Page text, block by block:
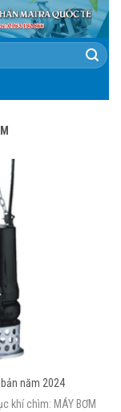
năm 2024
khí chìm: MÁY BƠM